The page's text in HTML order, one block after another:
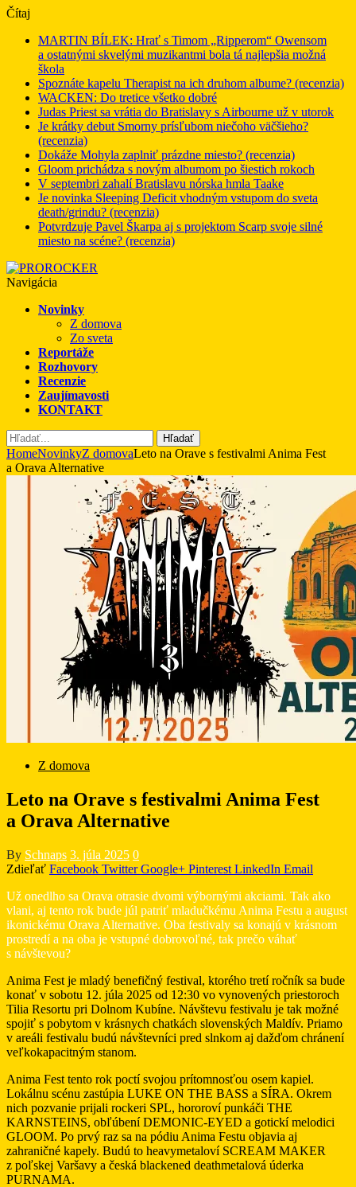
Čítaj
MARTIN BÍLEK: Hrať s Timom „Ripperom“ Owensom
a ostatnými skvelými muzikantmi bola tá najlepšia možná
škola
Spoznáte kapelu Therapist na ich druhom albume? (recenzia)
WACKEN: Do tretice všetko dobré
Judas Priest sa vrátia do Bratislavy s Airbourne už v utorok
Je krátky debut Smorny prísľubom niečoho väčšieho?
(recenzia)
Dokáže Mohyla zaplniť prázdne miesto? (recenzia)
Gloom prichádza s novým albumom po šiestich rokoch
V septembri zahalí Bratislavu nórska hmla Taake
Je novinka Sleeping Deficit vhodným vstupom do sveta
death/grindu? (recenzia)
Potvrdzuje Pavel Škarpa aj s projektom Scarp svoje silné
miesto na scéne? (recenzia)
Navigácia
Novinky
Z domova
Zo sveta
Reportáže
Rozhovory
Recenzie
Zaujímavosti
KONTAKT
Hľadať
HomeNovinkyZ domovaLeto na Orave s festivalmi Anima Fest
a Orava Alternative
Z domova
Leto na Orave s festivalmi Anima Fest
a Orava Alternative
By Schnaps 3. júla 2025 0
Zdieľať Facebook Twitter Google+ Pinterest LinkedIn Email
Už onedlho sa Orava otrasie dvomi výbornými akciami. Tak ako
vlani, aj tento rok bude júl patriť mladučkému Anima Festu a august
ikonickému Orava Alternative. Oba festivaly sa konajú v krásnom
prostredí a na oba je vstupné dobrovoľné, tak prečo váhať
s návštevou?
Anima Fest je mladý benefičný festival, ktorého tretí ročník sa bude
konať v sobotu 12. júla 2025 od 12:30 vo vynovených priestoroch
Tilia Resortu pri Dolnom Kubíne. Návštevu festivalu je tak možné
spojiť s pobytom v krásnych chatkách slovenských Maldív. Priamo
v areáli festivalu budú návštevníci pred slnkom aj dažďom chránení
veľkokapacitným stanom.
Anima Fest tento rok poctí svojou prítomnosťou osem kapiel.
Lokálnu scénu zastúpia LUKE ON THE BASS a SÍRA. Okrem
nich pozvanie prijali rockeri SPL, hororoví punkáči THE
KARNSTEINS, obľúbení DEMONIC-EYED a gotickí melodici
GLOOM. Po prvý raz sa na pódiu Anima Festu objavia aj
zahraničné kapely. Budú to heavymetaloví SCREAM MAKER
z poľskej Varšavy a česká blackened deathmetalová úderka
PURNAMA.